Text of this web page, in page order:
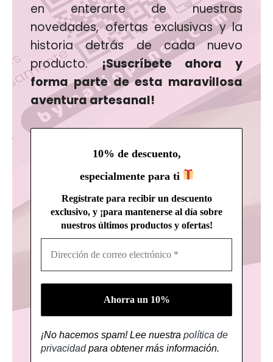
en enterarte de nuestras
novedades, ofertas exclusivas y la
historia detrás de cada nuevo
producto.¡Suscríbete ahora y
forma parte de esta maravillosa
aventura artesanal!
10% de descuento,
especialmente para ti
Regístrate para recibir un descuento
exclusivo, y ¡para mantenerse al día sobre
nuestros últimos productos y ofertas!
¡No hacemos spam! Lee nuestra política de
privacidadpara obtener más información.